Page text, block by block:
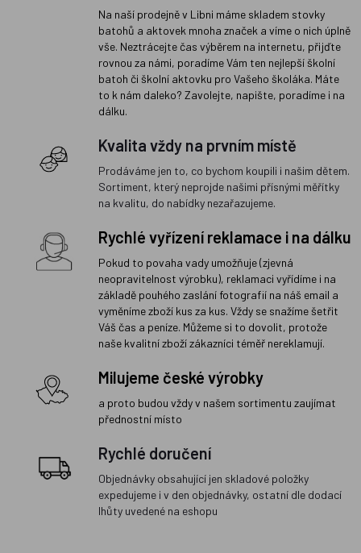
Na naší prodejně v Libni máme skladem stovky
batohů a aktovek mnoha značek a víme o nich úplně
vše. Neztrácejte čas výběrem na internetu, přijďte
rovnou za námi, poradíme Vám ten nejlepší školní
batoh či školní aktovku pro Vašeho školáka. Máte
to k nám daleko? Zavolejte, napište, poradíme i na
dálku.
Kvalita vždy na prvním místě
Prodáváme jen to, co bychom koupili i našim dětem.
Sortiment, který neprojde našimi přísnými měřítky
na kvalitu, do nabídky nezařazujeme.
Rychlé vyřízení reklamace i na dálku
Pokud to povaha vady umožňuje (zjevná
neopravitelnost výrobku), reklamaci vyřídíme i na
základě pouhého zaslání fotografií na náš email a
vyměníme zboží kus za kus. Vždy se snažíme šetřit
Váš čas a peníze. Můžeme si to dovolit, protože
naše kvalitní zboží zákazníci téměř nereklamují.
Milujeme české výrobky
a proto budou vždy v našem sortimentu zaujímat
přednostní místo
Rychlé doručení
Objednávky obsahující jen skladové položky
expedujeme i v den objednávky, ostatní dle dodací
lhůty uvedené na eshopu